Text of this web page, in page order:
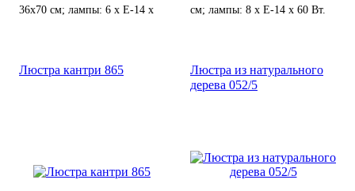
36х70 см; лампы: 6 х Е-14 х
см; лампы: 8 х Е-14 х 60 Вт.
Люстра кантри 865
Люстра из натурального
дерева 052/5